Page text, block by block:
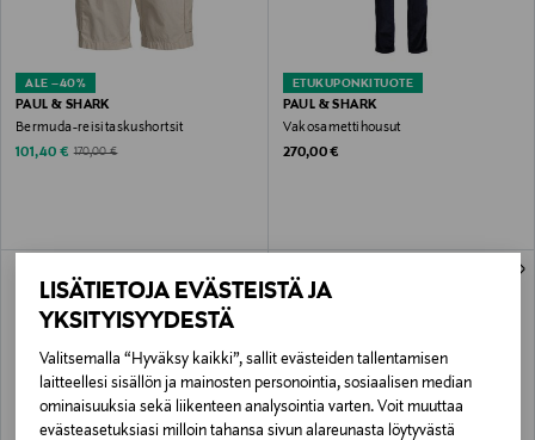
LISÄTIETOJA EVÄSTEISTÄ JA
YKSITYISYYDESTÄ
Valitsemalla “Hyväksy kaikki”, sallit evästeiden tallentamisen
laitteellesi sisällön ja mainosten personointia, sosiaalisen median
ominaisuuksia sekä liikenteen analysointia varten. Voit muuttaa
evästeasetuksiasi milloin tahansa sivun alareunasta löytyvästä
ALE –40%
PAUL & SHARK
Bermuda-reisitaskushortsit
Discounted Price
101,40 € Original Price
170,00 €
ETUKUPONKITUOTE
PAUL & SHARK
Vakosamettihousut
Original Price
270,00 €